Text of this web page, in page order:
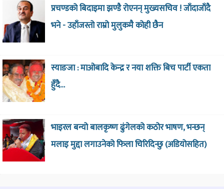
प्रचण्डको बिदाइमा झण्डै रोएनन् मुख्यसचिव ! जाँदाजाँदै
भने - उहाँजस्तो राम्रो मुलुकमै कोही छैन
स्याङजा : माओबादि केन्द्र र नया शक्ति बिच पार्टी एकता
हुँदै…
भाइरल बन्यो बालकृष्ण ढुंगेलको कठोर भाषण, भन्छन्
मलाइ मुद्दा लगाउनेको फिला चिरिदिन्छु (अडियोसहित)